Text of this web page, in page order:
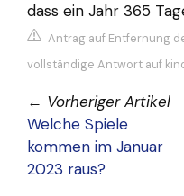
dass ein Jahr 365
Antrag auf Entfernung
vollständige Antwort auf
← Vorheriger Artikel
Welche Spiele
kommen im Januar
2023 raus?